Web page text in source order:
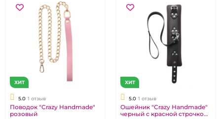
ХИТ
5.0 1 отзыв
Поводок "Crazy Handmade"
розовый
ХИТ
5.0 1 отзыв
Ошейник "Crazy Handmade"
черный с красной строчкой